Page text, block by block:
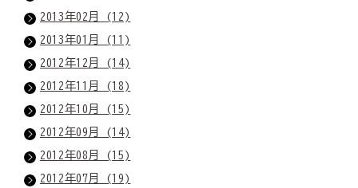
2013年02月 (12)
2013年01月 (11)
2012年12月 (14)
2012年11月 (18)
2012年10月 (15)
2012年09月 (14)
2012年08月 (15)
2012年07月 (19)